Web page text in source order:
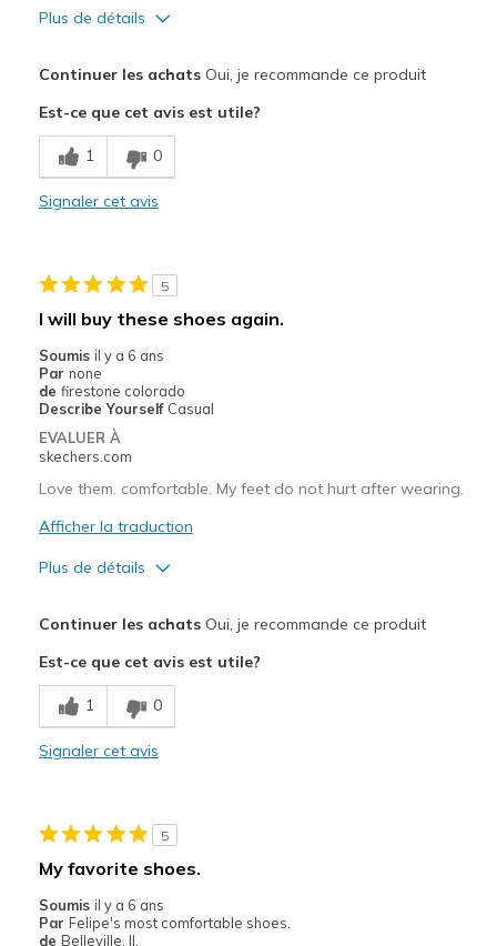
Plus de détails
Comfortable
did not require time to break them in.
wear to work
Width
Sizing
View On Shoes
Shoes are for Wearing
Continuer les achatsOui, je recommande ce produit
Est-ce que cet avis est utile?
1 0
Signaler cet avis
5
I will buy these shoes again.
Soumis il y a 6 ans
Par none
de firestone colorado
Describe Yourself Casual
EVALUER À
skechers.com
Love them. comfortable. My feet do not hurt after wearing.
Afficher la traduction
Plus de détails
Comfortable
Le contre
none
Casual Wear
Sizing
Feels true to size
Continuer les achatsOui, je recommande ce produit
Est-ce que cet avis est utile?
1 0
Signaler cet avis
5
My favorite shoes.
Soumis il y a 6 ans
Par Felipe's most comfortable shoes.
de Belleville, Il.